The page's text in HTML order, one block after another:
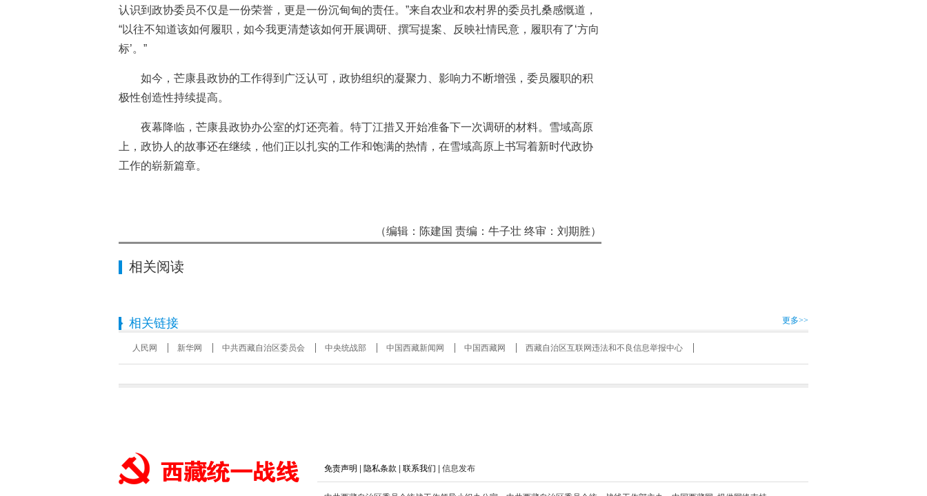
认识到政协委员不仅是一份荣誉，更是一份沉甸甸的责任。”来自农业和农村界的委员扎桑感慨道，
“以往不知道该如何履职，如今我更清楚该如何开展调研、撰写提案、反映社情民意，履职有了‘方向
标’。”
如今，芒康县政协的工作得到广泛认可，政协组织的凝聚力、影响力不断增强，委员履职的积
极性创造性持续提高。
夜幕降临，芒康县政协办公室的灯还亮着。特丁江措又开始准备下一次调研的材料。雪域高原
上，政协人的故事还在继续，他们正以扎实的工作和饱满的热情，在雪域高原上书写着新时代政协
工作的崭新篇章。
（编辑：陈建国 责编：牛子壮 终审：刘期胜）
相关阅读
相关链接 更多>>
人民网 新华网 中共西藏自治区委员会 中央统战部 中国西藏新闻网 中国西藏网 西藏自治区互联网违法和不良信息举报中心
免责声明 隐私条款 联系我们 | 信息发布